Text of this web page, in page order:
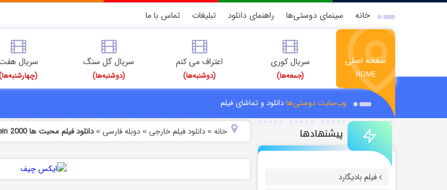
خانه سینمای دوستی‌ها راهنمای دانلود تبلیغات تماس با ما
صفحه اصلی
HOME
سریال کوری
(جمعه‌ها)
اعتراف می کنم
(دوشنبه‌ها)
سریال گل سنگ
(دوشنبه‌ها)
سریال
(چهارشنبه‌ها)
وب‌سایت دوستی‌هادانلود و تماشای فیلم
پیشنهادها
فیلم بادیگارد
خانه» دانلود فیلم خارجی » دوبله فارسی »دانلود فیلم محبت ها Mohabbatein 2000